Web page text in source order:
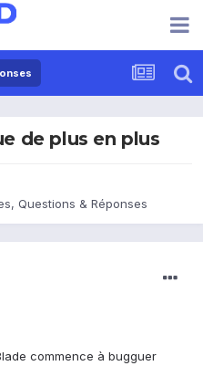
de plus en plus
Questions & Réponses
commence à bugguer